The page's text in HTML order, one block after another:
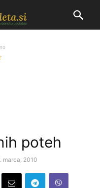
poteh
marca, 2010